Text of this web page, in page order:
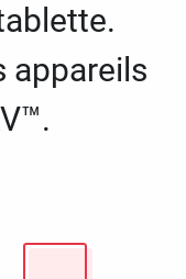
appareils